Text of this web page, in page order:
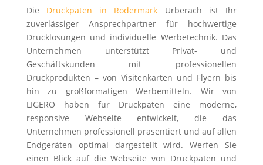
Die Druckpaten in Rödermark Urberach ist Ihr
zuverlässiger Ansprechpartner für hochwertige
Drucklösungen und individuelle Werbetechnik. Das
Unternehmen unterstützt Privat- und
Geschäftskunden mit professionellen
Druckprodukten – von Visitenkarten und Flyern bis
hin zu großformatigen Werbemitteln. Wir von
LIGERO haben für Druckpaten eine moderne,
responsive Webseite entwickelt, die das
Unternehmen professionell präsentiert und auf allen
Endgeräten optimal dargestellt wird. Werfen Sie
einen Blick auf die Webseite von Druckpaten und